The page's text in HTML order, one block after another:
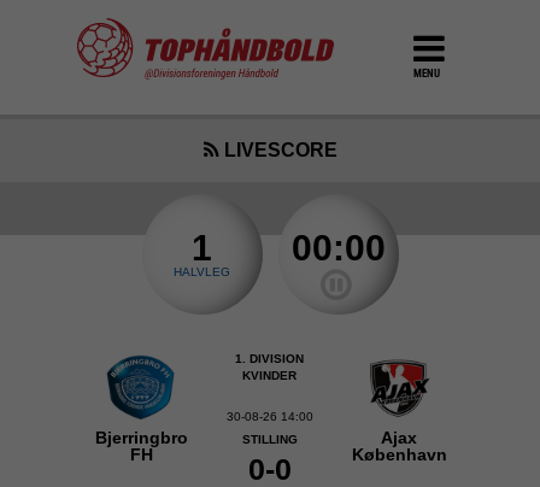
MENU
LIVESCORE
1
HALVLEG
00:00
Bjerringbro
FH
1. DIVISION
KVINDER
30-08-26 14:00
STILLING
0-0
Ajax
København